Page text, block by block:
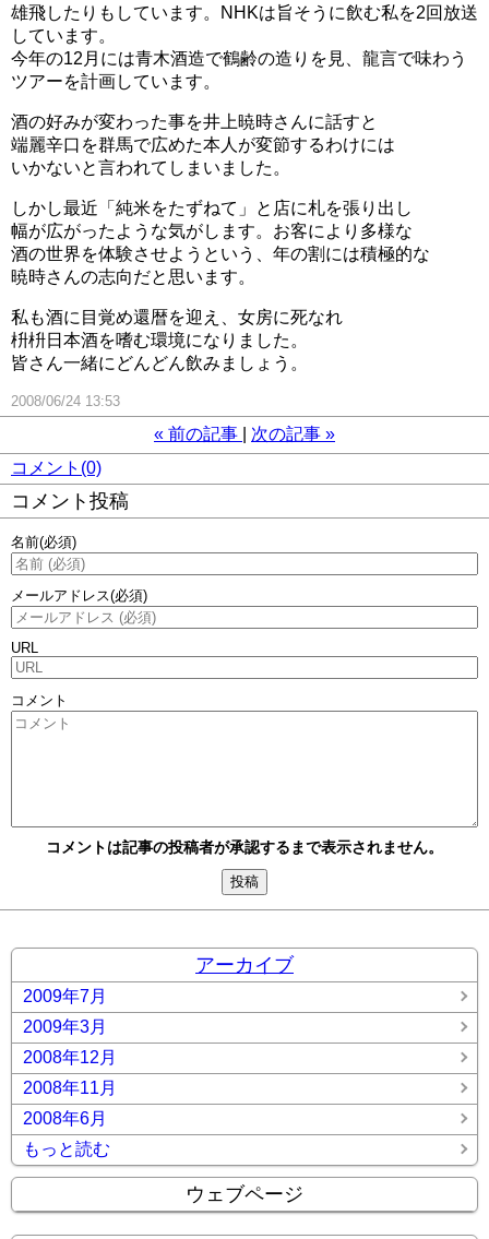
雄飛したりもしています。NHKは旨そうに飲む私を2回放送
しています。
今年の12月には青木酒造で鶴齢の造りを見、龍言で味わう
ツアーを計画しています。
酒の好みが変わった事を井上暁時さんに話すと
端麗辛口を群馬で広めた本人が変節するわけには
いかないと言われてしまいました。
しかし最近「純米をたずねて」と店に札を張り出し
幅が広がったような気がします。お客により多様な
酒の世界を体験させようという、年の割には積極的な
暁時さんの志向だと思います。
私も酒に目覚め還暦を迎え、女房に死なれ
枡枡日本酒を嗜む環境になりました。
皆さん一緒にどんどん飲みましょう。
2008/06/24 13:53
« 前の記事 次の記事 »
コメント(0)
コメント投稿
名前(必須)
メールアドレス(必須)
URL
コメント
コメントは記事の投稿者が承認するまで表示されません。
アーカイブ
2009年7月
2009年3月
2008年12月
2008年11月
2008年6月
もっと読む
ウェブページ